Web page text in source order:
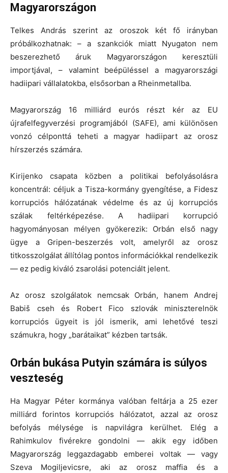
Magyarországon
Telkes András szerint az oroszok két fő irányban
próbálkozhatnak: – a szankciók miatt Nyugaton nem
beszerezhető áruk Magyarországon keresztüli
importjával, – valamint beépüléssel a magyarországi
hadiipari vállalatokba, elsősorban a Rheinmetallba.
Magyarország 16 milliárd eurós részt kér az EU
újrafelfegyverzési programjából (SAFE), ami különösen
vonzó célponttá teheti a magyar hadiipart az orosz
hírszerzés számára.
Kirijenko csapata közben a politikai befolyásolásra
koncentrál: céljuk a Tisza-kormány gyengítése, a Fidesz
korrupciós hálózatának védelme és az új korrupciós
szálak feltérképezése. A hadiipari korrupció
hagyományosan mélyen gyökerezik: Orbán első nagy
ügye a Gripen-beszerzés volt, amelyről az orosz
titkosszolgálat állítólag pontos információkkal rendelkezik
— ez pedig kiváló zsarolási potenciált jelent.
Az orosz szolgálatok nemcsak Orbán, hanem Andrej
Babiš cseh és Robert Fico szlovák miniszterelnök
korrupciós ügyeit is jól ismerik, ami lehetővé teszi
számukra, hogy „barátaikat” kézben tartsák.
Orbán bukása Putyin számára is súlyos
veszteség
Ha Magyar Péter kormánya valóban feltárja a 25 ezer
milliárd forintos korrupciós hálózatot, azzal az orosz
befolyás mélysége is napvilágra kerülhet. Elég a
Rahimkulov fivérekre gondolni — akik egy időben
Magyarország leggazdagabb emberei voltak — vagy
Szeva Mogiljevicsre, aki az orosz maffia és a